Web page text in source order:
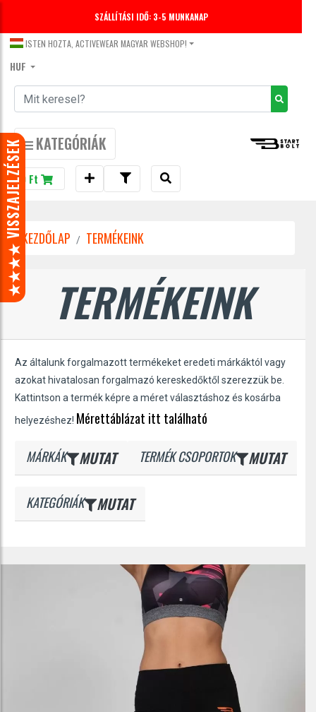
SZÁLLÍTÁSI IDŐ: 3-5 MUNKANAP
ISTEN HOZTA, ACTIVEWEAR MAGYAR WEBSHOP!
HUF
KATEGÓRIÁK
0 Ft
KEZDŐLAP TERMÉKEINK
TERMÉKEINK
Az általunk forgalmazott termékeket eredeti márkáktól vagy
azokat hivatalosan forgalmazó kereskedőktől szerezzük be.
Kattintson a termék képre a méret választáshoz és kosárba
helyezéshez! Mérettáblázat itt található
MÁRKÁK MUTAT TERMÉK CSOPORTOK MUTAT
KATEGÓRIÁK MUTAT
★★★★ VISSZAJELZÉSEK